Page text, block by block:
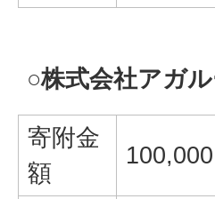
○株式会社アガ
寄附金
額